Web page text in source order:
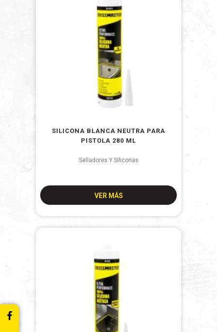
SILICONA BLANCA NEUTRA PARA
PISTOLA 280 ML
Selladores Y Siliconas
VER MÁS